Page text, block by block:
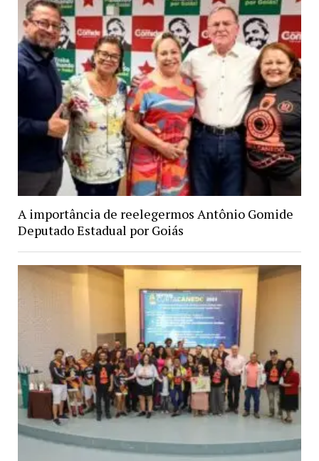
A importância de reelegermos Antônio Gomide
Deputado Estadual por Goiás